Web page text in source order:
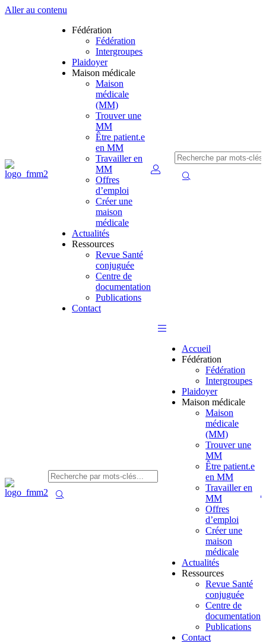
Aller au contenu
Fédération
Fédération
Intergroupes
Plaidoyer
Maison médicale
Maison
médicale
(MM)
Trouver une
MM
Être patient.e
en MM
Travailler en
MM
Offres
d’emploi
Créer une
maison
médicale
Actualités
Ressources
Revue Santé
conjuguée
Centre de
documentation
Publications
Contact
Accueil
Fédération
Fédération
Intergroupes
Plaidoyer
Maison médicale
Maison
médicale
(MM)
Trouver une
MM
Être patient.e
en MM
Travailler en
MM
Offres
d’emploi
Créer une
maison
médicale
Actualités
Ressources
Revue Santé
conjuguée
Centre de
documentation
Publications
Contact